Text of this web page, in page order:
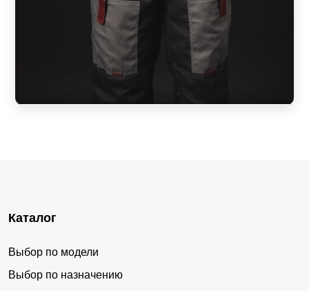
Каталог
Выбор по модели
Выбор по назначению